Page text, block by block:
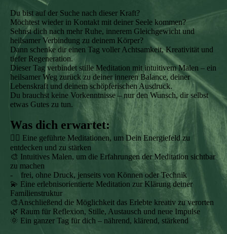
Du bist auf der Suche nach dieser Kraft?
Möchtest wieder in Kontakt mit deiner Seele kommen?
Sehnst dich nach mehr Ruhe, innerem Gleichgewicht und
heilsamer Verbindung zu deinem Körper?
Dann schenke dir einen Tag voller Achtsamkeit, Kreativität und
tiefer Regeneration.
Dieser Tag verbindet stille Meditation mit intuitivem Malen – ein
heilsamer Weg zurück zu deiner inneren Balance, deiner
Lebenskraft und deinem schöpferischen Ausdruck.
Du brauchst keine Vorkenntnisse – nur den Wunsch, dir selbst
etwas Gutes zu tun.
Was dich erwartet:
🧘‍♀️ Eine geführte Meditationen, um Dein Energiefeld zu
entdecken und zu stärken
🎨 Intuitives Malen, um die Erfahrungen der Meditation sichtbar
zu machen
- frei, ohne Druck, jenseits von Können oder Technik
💫 Eine erlebnisorientierte Meditation zur Klärung deiner
Familienstruktur
🎨Anschließend die Möglichkeit das Erlebte kreativ zu verorten
🌿 Raum für Reflexion, Stille, Austausch und neue Impulse
🌞 Ein ganzer Tag für dich – nährend, klärend, stärkend